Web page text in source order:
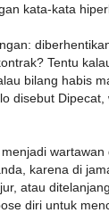
kata-kata
Tentu
bilang habis
disebut Dipecat,
wartawan
karena di
atau
diri untuk